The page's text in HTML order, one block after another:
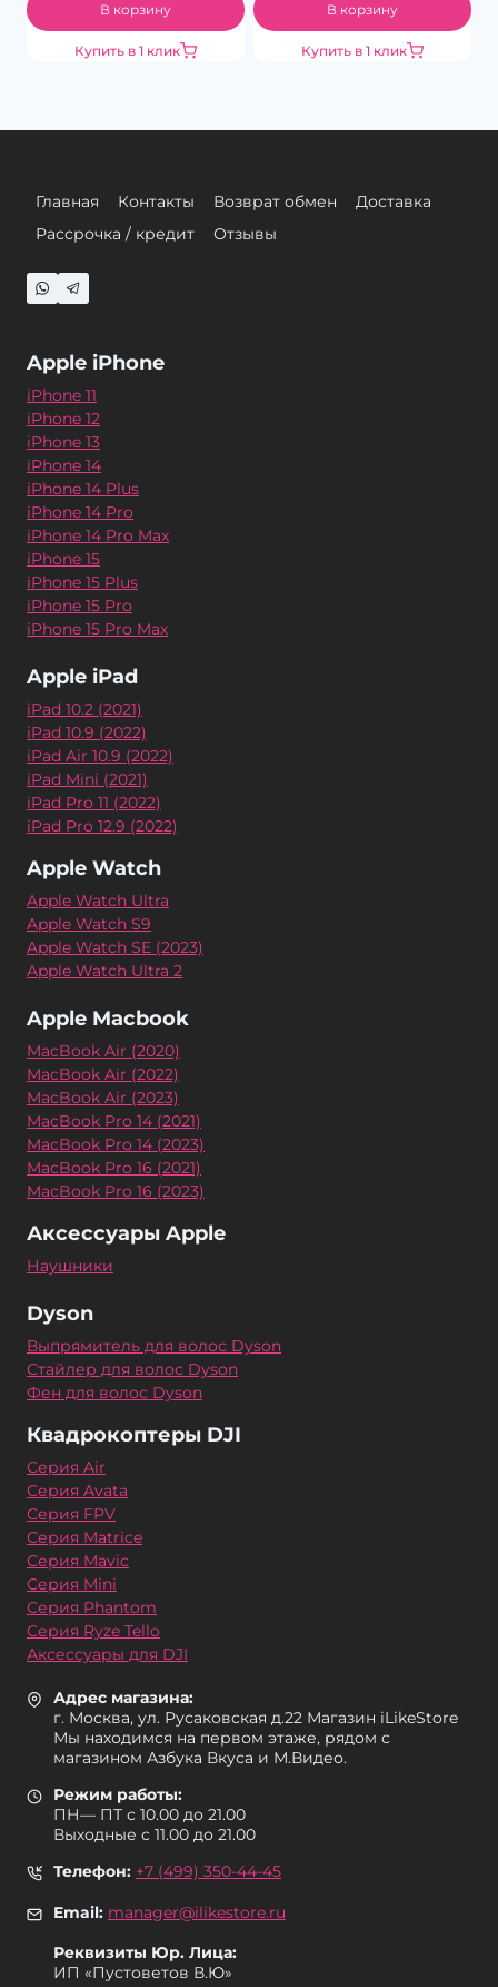
В корзину
Купить в 1 клик
В корзину
Купить в 1 клик
Главная Контакты Возврат обмен
Доставка
Рассрочка / кредит
Отзывы
Apple iPhone
iPhone 11
iPhone 12
iPhone 13
iPhone 14
iPhone 14 Plus
iPhone 14 Pro
iPhone 14 Pro Max
iPhone 15
iPhone 15 Plus
iPhone 15 Pro
iPhone 15 Pro Max
Apple iPad
iPad 10.2 (2021)
iPad 10.9 (2022)
iPad Air 10.9 (2022)
iPad Mini (2021)
iPad Pro 11 (2022)
iPad Pro 12.9 (2022)
Apple Watch
Apple Watch Ultra
Apple Watch S9
Apple Watch SE (2023)
Apple Watch Ultra 2
Apple Macbook
MacBook Air (2020)
MacBook Air (2022)
MacBook Air (2023)
MacBook Pro 14 (2021)
MacBook Pro 14 (2023)
MacBook Pro 16 (2021)
MacBook Pro 16 (2023)
Аксессуары Apple
Наушники
Dyson
Выпрямитель для волос Dyson
Стайлер для волос Dyson
Фен для волос Dyson
Квадрокоптеры DJI
Серия Air
Серия Avata
Серия FPV
Серия Matrice
Серия Mavic
Серия Mini
Серия Phantom
Серия Ryze Tello
Аксессуары для DJI
Адрес магазина:
г. Москва, ул. Русаковская д.22 Магазин iLikeStore
Мы находимся на первом этаже, рядом с
магазином Азбука Вкуса и М.Видео.
Режим работы:
ПН— ПТ с 10.00 до 21.00
Выходные с 11.00 до 21.00
Телефон: +7 (499) 350-44-45
Email: manager@ilikestore.ru
Реквизиты Юр. Лица:
ИП «Пуcтоветов В.Ю»